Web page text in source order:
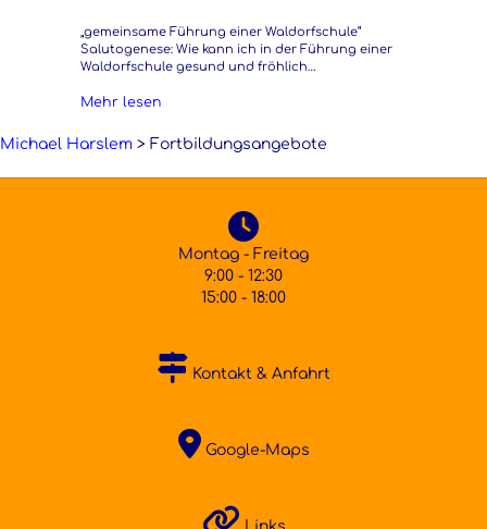
„gemeinsame Führung einer Waldorfschule“
Salutogenese: Wie kann ich in der Führung einer
Waldorfschule gesund und fröhlich…
Mehr lesen
Michael Harslem > Fortbildungsangebote
Montag - Freitag
9:00 - 12:30
15:00 - 18:00
Kontakt & Anfahrt
Google-Maps